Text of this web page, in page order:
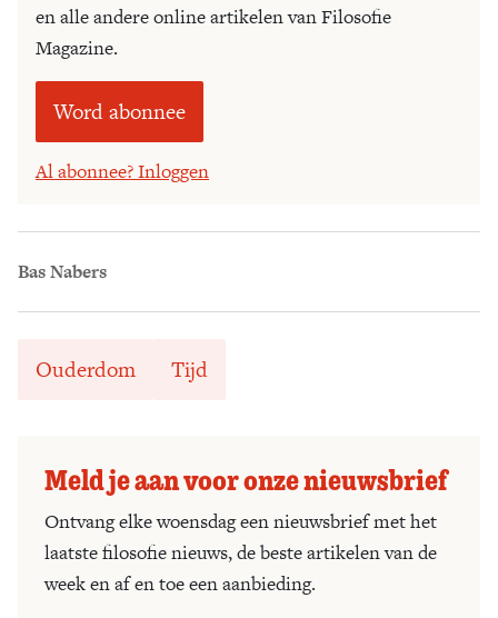
en alle andere online artikelen van Filosofie
Magazine.
Word abonnee
Al abonnee? Inloggen
Bas Nabers
Ouderdom Tijd
Meld je aan voor onze nieuwsbrief
Ontvang elke woensdag een nieuwsbrief met het
laatste filosofie nieuws, de beste artikelen van de
week en af en toe een aanbieding.